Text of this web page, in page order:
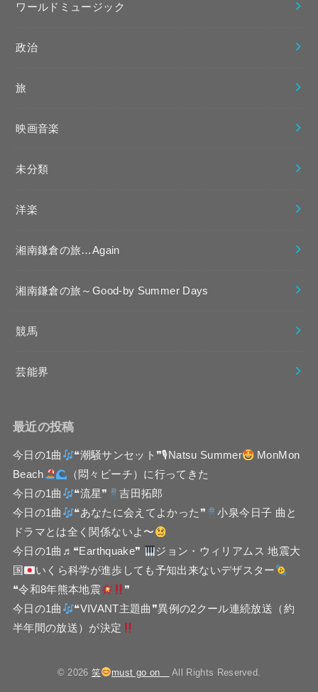
ワールドミュージック
政治
旅
映画音楽
未分類
洋楽
湘南鎌倉の旅…Again
湘南鎌倉の旅～Good-by Summer Days
競馬
芸能界
最近の投稿
今日の1曲 ❝潮騒サンセット❞🎙Natsu Summer
MonMon
Beach
（悶々ビーチ）に行ってきた
今日の1曲
❝流星❞
吉田拓郎
今日の1曲
❝あなたに会えてよかった❞
小泉今日子 曲と
ドラマとは全く関係ないよ〜
今日の1曲♬❝Earthquake❞
ジョン・ウィリアムス 地震大
国
いくら科学が進歩しても予知出来ないデザスター
❝令和8年熊本地震
❞
今日の1曲
❝VIVANT主題曲❞異例の2クール連続放送（約
半年間の放送）が決定
© 2026 笑 must go on All Rights Reserved.